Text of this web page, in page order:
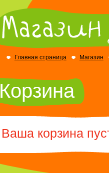
Главная страница Магазин
Корзина
Ваша корзина